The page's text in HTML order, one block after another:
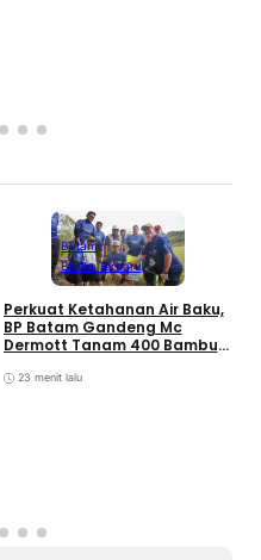
Batam
Berita Terbaru
Perkuat Ketahanan Air Baku,
BP Batam Gandeng Mc
Dermott Tanam 400 Bambu
Nongsa
23 menit lalu